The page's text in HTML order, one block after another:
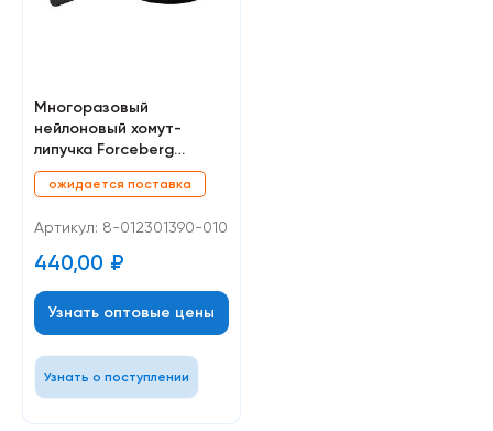
Многоразовый
нейлоновый хомут-
липучка Forceberg
Home&DIY 230х13 для
стяжки и подвязки,
ожидается поставка
Артикул: 8-012301390-010
440,00 ₽
Узнать оптовые цены
Узнать о поступлении